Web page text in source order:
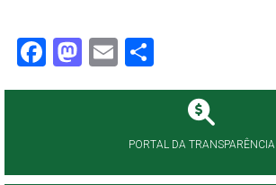
Facebook
Mastodon
Email
PORTAL DA TRANSPARÊNCIA